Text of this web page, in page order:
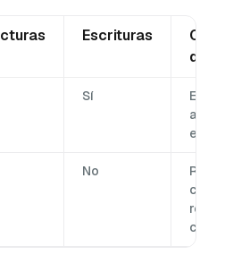
Escrituras
de
Sí
a los
No